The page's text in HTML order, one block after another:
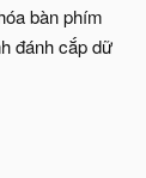
bàn phím
đánh cắp dữ